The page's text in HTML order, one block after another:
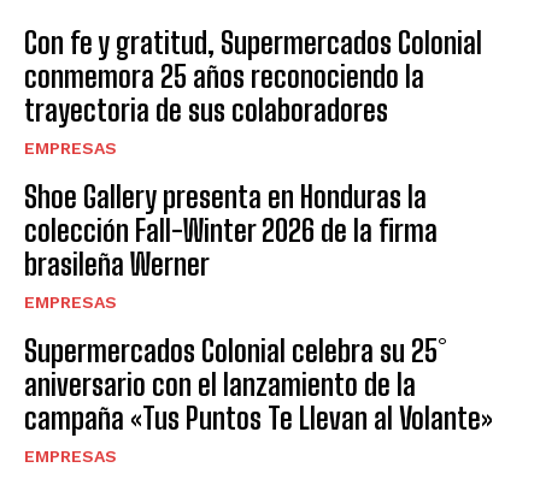
Con fe y gratitud, Supermercados Colonial
conmemora 25 años reconociendo la
trayectoria de sus colaboradores
EMPRESAS
Shoe Gallery presenta en Honduras la
colección Fall-Winter 2026 de la firma
brasileña Werner
EMPRESAS
Supermercados Colonial celebra su 25°
aniversario con el lanzamiento de la
campaña «Tus Puntos Te Llevan al Volante»
EMPRESAS